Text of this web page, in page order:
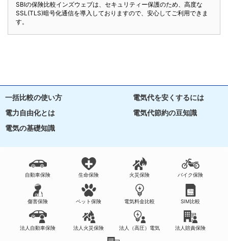
SBIの保険比較インズウェブは、セキュリティー保護のため、高度な
SSL(TLS)暗号化通信を導入しておりますので、安心してご利用できま
す。
一括比較の使い方
電気代を安くするには
電力自由化とは
電気代節約の豆知識
電気の基礎知識
自動車保険 生命保険 火災保険 バイク保険
傷害保険 ペット保険 電気料金比較 SIM比較
法人自動車保険 法人火災保険 法人（高圧）電気 法人賠責保険